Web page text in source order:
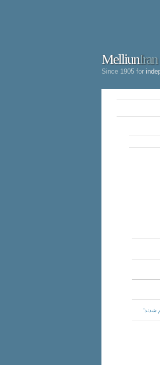
MelliunIran
Since 1905 for